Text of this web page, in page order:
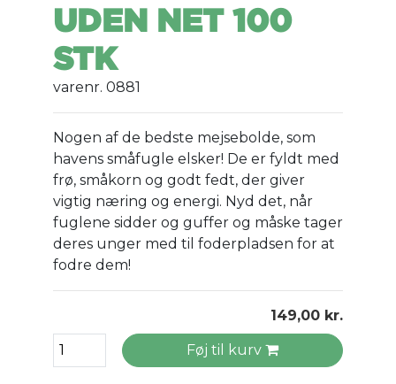
UDEN NET 100
STK
varenr. 0881
Nogen af de bedste mejsebolde, som
havens småfugle elsker! De er fyldt med
frø, småkorn og godt fedt, der giver
vigtig næring og energi. Nyd det, når
fuglene sidder og guffer og måske tager
deres unger med til foderpladsen for at
fodre dem!
149,00 kr.
Føj til kurv